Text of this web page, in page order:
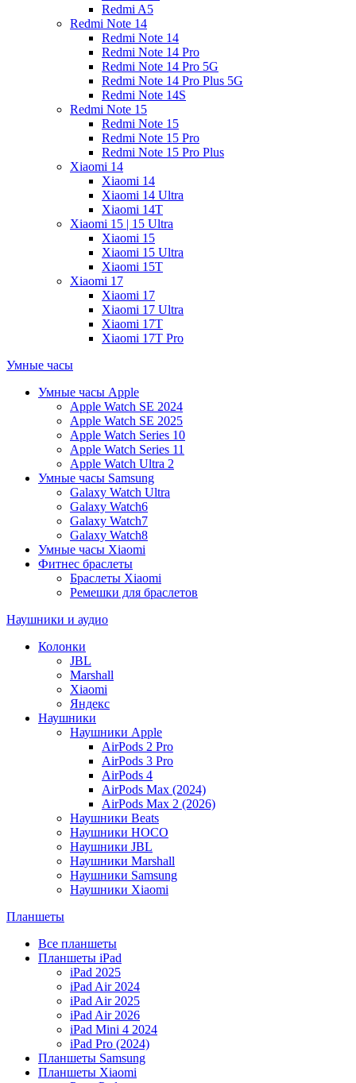
Redmi A5
Redmi Note 14
Redmi Note 14
Redmi Note 14 Pro
Redmi Note 14 Pro 5G
Redmi Note 14 Pro Plus 5G
Redmi Note 14S
Redmi Note 15
Redmi Note 15
Redmi Note 15 Pro
Redmi Note 15 Pro Plus
Xiaomi 14
Xiaomi 14
Xiaomi 14 Ultra
Xiaomi 14T
Xiaomi 15 | 15 Ultra
Xiaomi 15
Xiaomi 15 Ultra
Xiaomi 15T
Xiaomi 17
Xiaomi 17
Xiaomi 17 Ultra
Xiaomi 17T
Xiaomi 17T Pro
Умные часы
Умные часы Apple
Apple Watch SE 2024
Apple Watch SE 2025
Apple Watch Series 10
Apple Watch Series 11
Apple Watch Ultra 2
Умные часы Samsung
Galaxy Watch Ultra
Galaxy Watch6
Galaxy Watch7
Galaxy Watch8
Умные часы Xiaomi
Фитнес браслеты
Браслеты Xiaomi
Ремешки для браслетов
Наушники и аудио
Колонки
JBL
Marshall
Xiaomi
Яндекс
Наушники
Наушники Apple
AirPods 2 Pro
AirPods 3 Pro
AirPods 4
AirPods Max (2024)
AirPods Max 2 (2026)
Наушники Beats
Наушники HOCO
Наушники JBL
Наушники Marshall
Наушники Samsung
Наушники Xiaomi
Планшеты
Все планшеты
Планшеты iPad
iPad 2025
iPad Air 2024
iPad Air 2025
iPad Air 2026
iPad Mini 4 2024
iPad Pro (2024)
Планшеты Samsung
Планшеты Xiaomi